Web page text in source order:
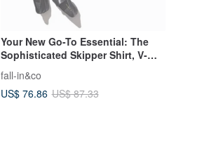
Your New Go-To Essential: The
Sophisticated Skipper Shirt, V-
Neck, Long Sleeve, Linen Shirt,
Peacock Blue, 220401-7
fall-in&co
US$ 76.86 US$ 87.33